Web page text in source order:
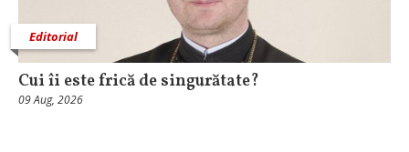
Editorial
Cui îi este frică de singurătate?
09 Aug, 2026